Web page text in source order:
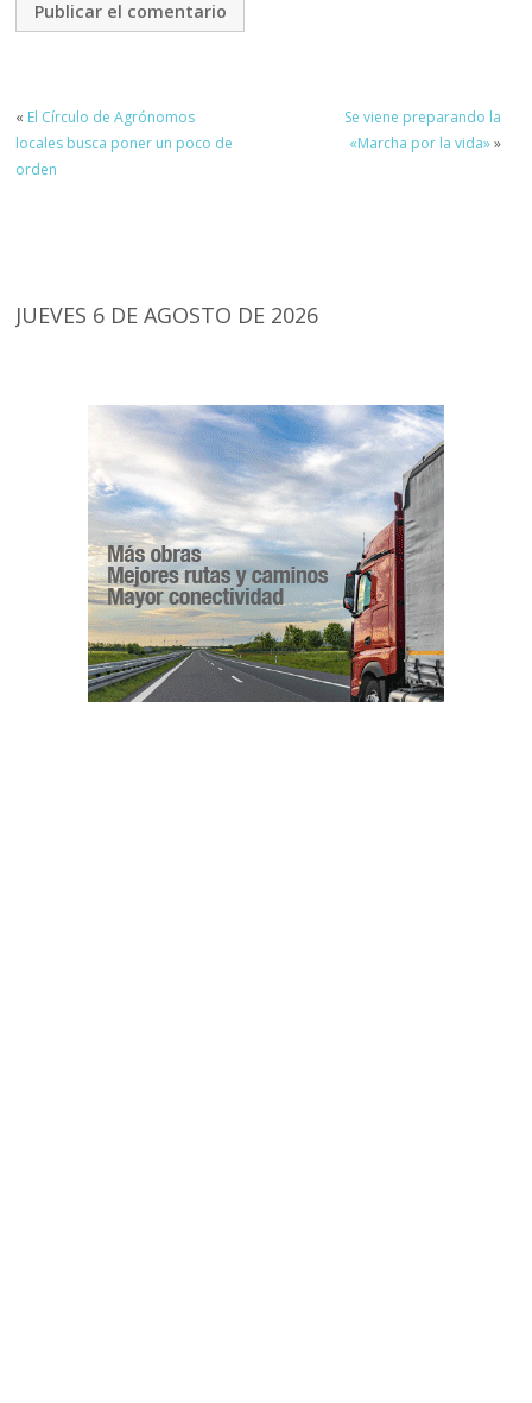
« El Círculo de Agrónomos
locales busca poner un poco de
orden
Se viene preparando la
«Marcha por la vida»»
JUEVES 6 DE AGOSTO DE 2026